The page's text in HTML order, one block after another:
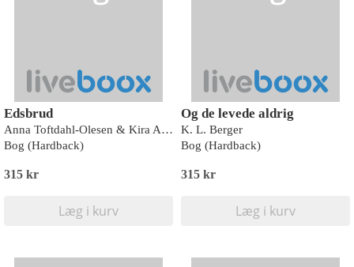
Edsbrud
Anna Toftdahl-Olesen & Kira Axelsen
Bog (Hardback)
315 kr
Læg i kurv
Og de levede aldrig
K. L. Berger
Bog (Hardback)
315 kr
Læg i kurv